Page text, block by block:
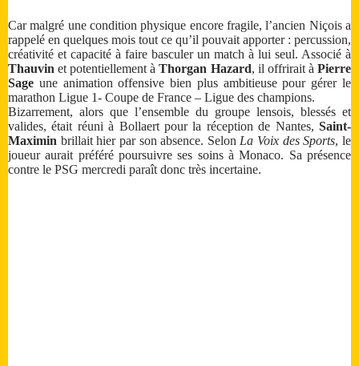
Car malgré une condition physique encore fragile, l’ancien Niçois a
rappelé en quelques mois tout ce qu’il pouvait apporter : percussion,
créativité et capacité à faire basculer un match à lui seul. Associé à
Thauvin et potentiellement àThorgan Hazard, il offrirait àPierre
Sage une animation offensive bien plus ambitieuse pour gérer le
marathon Ligue 1- Coupe de France – Ligue des champions.
Bizarrement, alors que l’ensemble du groupe lensois, blessés et
valides, était réuni à Bollaert pour la réception de Nantes, Saint-
Maximin brillait hier par son absence. Selon La Voix des Sports, le
joueur aurait préféré poursuivre ses soins à Monaco. Sa présence
contre le PSG mercredi paraît donc très incertaine.